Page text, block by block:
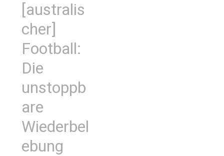
[australis
cher]
Football:
Die
unstoppb
are
Wiederbel
ebung